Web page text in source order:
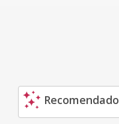
Recomendado